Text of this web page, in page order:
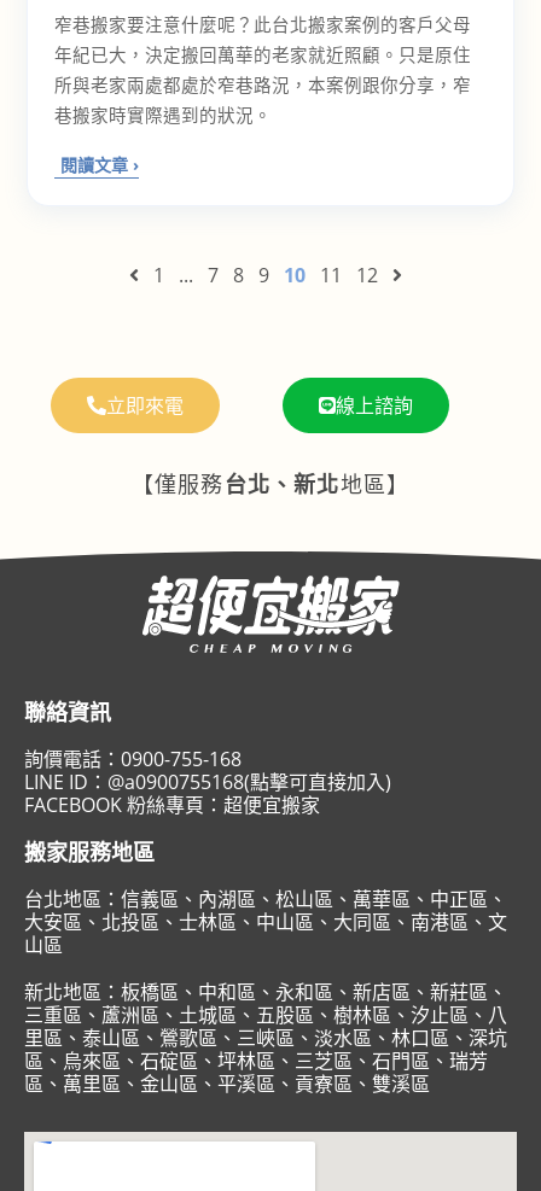
窄巷搬家要注意什麼呢？此台北搬家案例的客戶父母
年紀已大，決定搬回萬華的老家就近照顧。只是原住
所與老家兩處都處於窄巷路況，本案例跟你分享，窄
巷搬家時實際遇到的狀況。
1 ... 7 8 9 10 11 12
立即來電 線上諮詢
【僅服務台北、新北地區】
聯絡資訊
詢價電話： 0900-755-168
LINE ID： @a0900755168(點擊可直接加入)
FACEBOOK 粉絲專頁： 超便宜搬家
搬家服務地區
台北地區： 信義區 、 內湖區 、 松山區 、 萬華區 、 中正區 、
大安區 、 北投區 、 士林區 、 中山區 、 大同區 、 南港區 、 文
山區
新北地區： 板橋區 、 中和區 、 永和區 、 新店區 、 新莊區 、
三重區 、 蘆洲區 、 土城區 、 五股區 、 樹林區 、 汐止區 、 八
里區 、 泰山區 、 鶯歌區 、 三峽區 、 淡水區 、 林口區 、 深坑
區 、 烏來區 、 石碇區 、 坪林區 、 三芝區 、 石門區 、 瑞芳
區 、 萬里區 、 金山區 、 平溪區 、 貢寮區 、 雙溪區